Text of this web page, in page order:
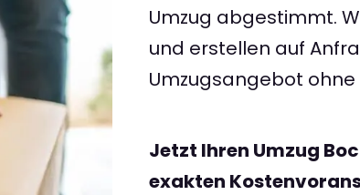
Umzug abgestimmt.
und erstellen auf
Umzugsangebot
Jetzt Ihren Umzug
exakten